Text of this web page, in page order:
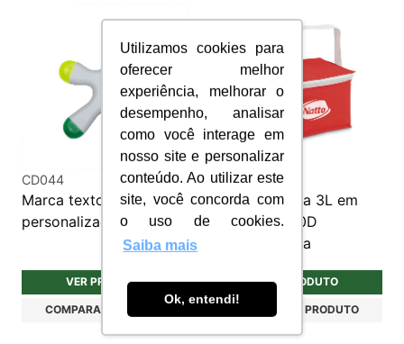
Utilizamos cookies para
oferecer melhor
experiência, melhorar o
desempenho, analisar
como você interage em
nosso site e personalizar
conteúdo. Ao utilizar este
site, você concorda com
o uso de cookies.
Saiba mais
Ok, entendi!
CD044
Marca texto
personalizado 5 cores
VER PRODUTO
COMPARAR PRODUTO
BTR016
Bolsa Térmica 3L em
Poliéster 600D
Personalizada
VER PRODUTO
COMPARAR PRODUTO